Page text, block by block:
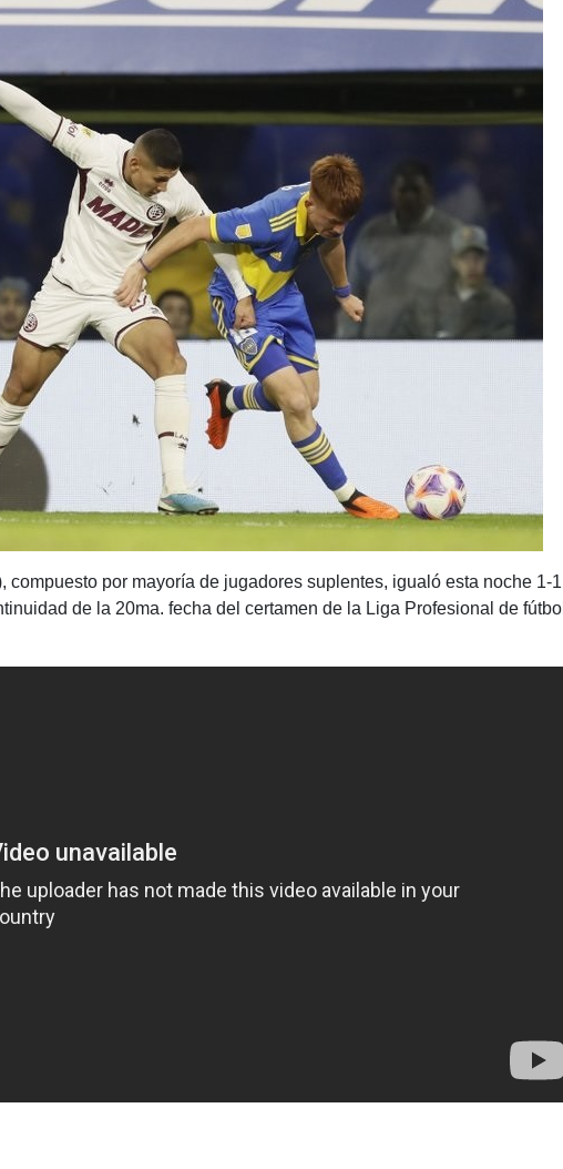
compuesto por mayoría de jugadores suplentes, igualó esta noche 1-1
de la 20ma. fecha del certamen de la Liga Profesional de fútbol